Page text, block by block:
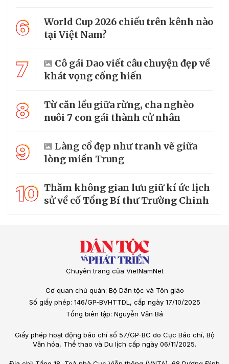
6
World Cup 2026 chiếu trên kênh nào
tại Việt Nam?
7
Cô gái Dao viết câu chuyện đẹp về
khát vọng cống hiến
8
Từ căn lều giữa rừng, cha nghèo
nuôi 7 con gái thành cử nhân
9
Làng cổ đẹp như tranh vẽ giữa
lòng miền Trung
10 Thăm không gian lưu giữ kí ức lịch
sử về cố Tổng Bí thư Trường Chinh
Chuyên trang của VietNamNet
Cơ quan chủ quản: Bộ Dân tộc và Tôn giáo
Số giấy phép: 146/GP-BVHTTDL, cấp ngày 17/10/2025
Tổng biên tập: Nguyễn Văn Bá
Giấy phép hoạt động báo chí số 57/GP-BC do Cục Báo chí, Bộ
Văn hóa, Thể thao và Du lịch cấp ngày 06/11/2025.